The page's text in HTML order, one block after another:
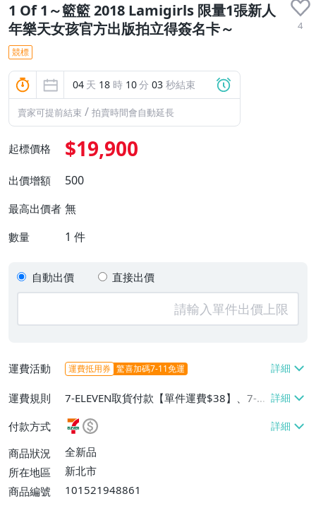
1 Of 1～籃籃 2018 Lamigirls 限量1張新人
年樂天女孩官方出版拍立得簽名卡～
4
競標
04 天 18 時 10分 03 秒結束
賣家可提前結束 / 拍賣時間會自動延長
起標價格 $19,900
出價增額 500
最高出價者 無
數量 1 件
自動出價 直接出價
運費活動 運費抵用券 驚喜加碼7-11免運
運費規則
7-ELEVEN取貨付款【單件運費$38】、7-EL
EVEN取貨不付款【單件運費$38】、郵局掛
號【單件運費$60、滿20件或消費滿$5000
0免運費】
付款方式
商品狀況
全新品
所在地區
新北市
商品編號
101521948861